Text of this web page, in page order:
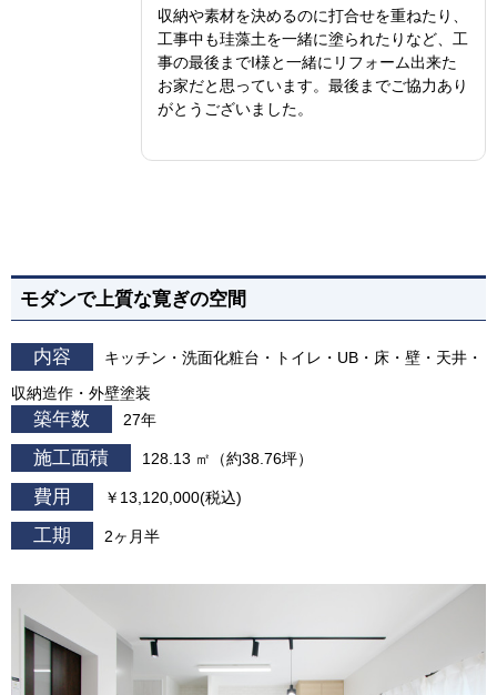
収納や素材を決めるのに打合せを重ねたり、
工事中も珪藻土を一緒に塗られたりなど、工
事の最後までI様と一緒にリフォーム出来た
お家だと思っています。最後までご協力あり
がとうございました。
モダンで上質な寛ぎの空間
内容
キッチン・洗面化粧台・トイレ・UB・床・壁・天井・
収納造作・外壁塗装
築年数 27年
施工面積 128.13 ㎡（約38.76坪）
費用 ￥13,120,000(税込)
工期 2ヶ月半